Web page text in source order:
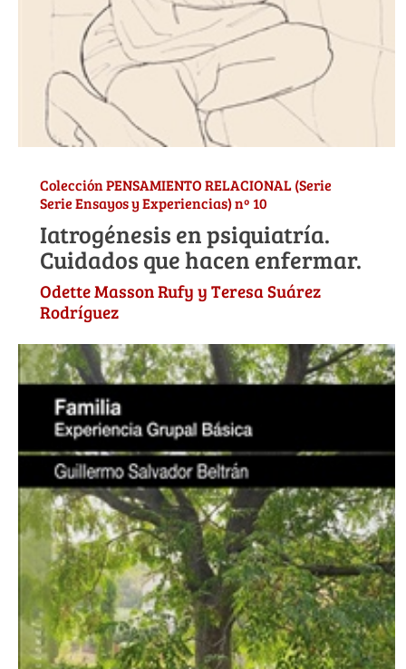
Colección PENSAMIENTO RELACIONAL (Serie
Serie Ensayos y Experiencias) nº 10
Iatrogénesis en psiquiatría.
Cuidados que hacen enfermar.
Odette Masson Rufy y Teresa Suárez
Rodríguez